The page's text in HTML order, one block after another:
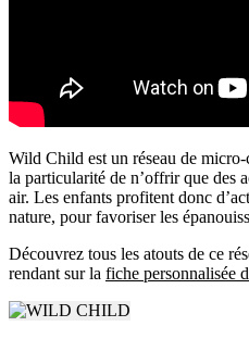
Wild Child est un réseau de
la particularité de n’offrir que des
air. Les enfants profitent donc
nature, pour favoriser les
Découvrez tous les atouts de ce
rendant sur la fiche personnalisée